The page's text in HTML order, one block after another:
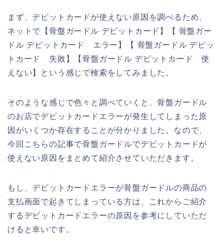
まず、デビットカードが使えない原因を調べるため、
ネットで【骨盤ガードル デビットカード】【 骨盤ガー
ドル デビットカード エラー】【 骨盤ガードル デビッ
トカード 失敗】【骨盤ガードル デビットカード 使
えない】という感じで検索をしてみました。
そのような感じで色々と調べていくと、骨盤ガードル
のお店でデビットカードエラーが発生してしまった原
因がいくつか存在することが分かりました。なので、
今回こちらの記事で骨盤ガードルでデビットカードが
使えない原因をまとめて紹介させていただきます。
もし、デビットカードエラーが骨盤ガードルの商品の
支払画面で起きてしまっている方は、これからご紹介
するデビットカードエラーの原因を参考にしていただ
けると幸いです。